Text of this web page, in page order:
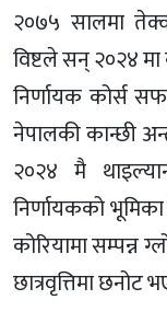
२०७५ सालमा
विष्टले सन् २०२४ मा
निर्णायक कोर्स
नेपालकी कान्छी
२०२४ मै
निर्णायकको
कोरियामा सम्पन्न
छात्रवृत्तिमा छनोट